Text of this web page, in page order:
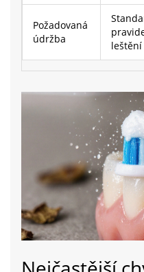
Požadovaná
údržba
leštění